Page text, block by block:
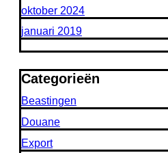
oktober 2024
januari 2019
Categorieën
Beastingen
Douane
Export